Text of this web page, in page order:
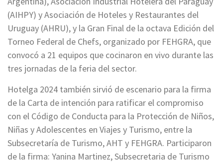
(AIHPY) y Asociación de Hoteles y Restaurantes del
Uruguay (AHRU), y la Gran Final de la octava Edición del
Torneo Federal de Chefs, organizado por FEHGRA, que
convocó a 21 equipos que cocinaron en vivo durante las
tres jornadas de la feria del sector.
Hotelga 2024 también sirvió de escenario para la firma
de la Carta de intención para ratificar el compromiso
con el Código de Conducta para la Protección de Niños,
Niñas y Adolescentes en Viajes y Turismo, entre la
Subsecretaría de Turismo, AHT y FEHGRA. Participaron
de la firma: Yanina Martinez, Subsecretaria de Turismo